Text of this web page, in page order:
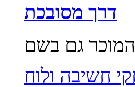
דרך מסובכת
חשיבה ולוח